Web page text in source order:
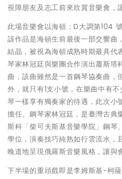
視障朋友及志工前來欣賞音樂會，
此場音樂會以海頓：D大調第104
該作品是海頓生前最後一部交響曲
結晶，被視為海頓成熟時期最具代
琴家林冠廷與樂團合作演出蕭斯塔
曲，該曲雖然是一首鋼琴協奏曲，
外，就只有1支小號，在樂曲中有
琴一樣享有獨奏家的待遇，此次小
擔任。鋼琴家林冠廷，是臺灣古典
斯科「柴可夫斯基音樂學院」鋼琴
學位，演奏技巧純熟如行雲流水，
晚道地呈現俄羅斯音樂風格，讓與
下半場的重頭戲即是李姆斯基-柯